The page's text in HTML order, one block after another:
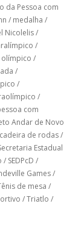
da Pessoa com
/ medalha /
Nicolelis/
/
olímpico /
/
/
/
com
Andar de Novo
de rodas/
Estadual
/ SEDPcD /
Games/
de mesa /
/Triatlo /